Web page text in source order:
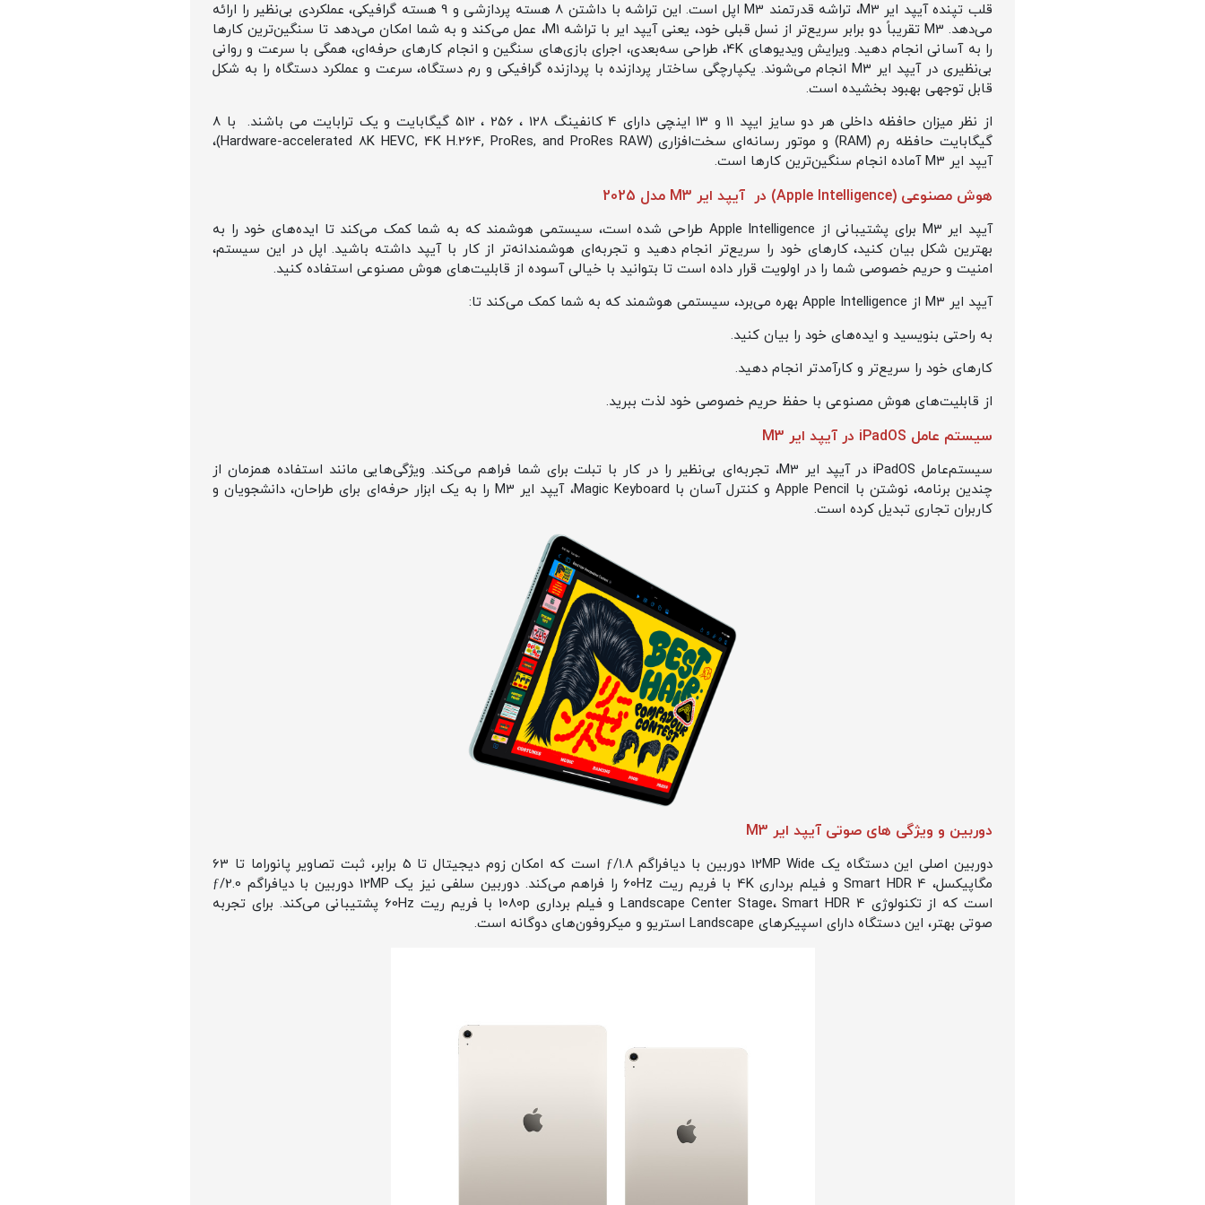
قلب تپنده آیپد ایر M3، تراشه قدرتمند M3 اپل است. این تراشه با داشتن 8 هسته پردازشی و 9 هسته گرافیکی، عملکردی بی‌نظیر را ارائه
می‌دهد. M3 تقریباً دو برابر سریع‌تر از نسل قبلی خود، یعنی آیپد ایر با تراشه M1، عمل می‌کند و به شما امکان می‌دهد تا سنگین‌ترین کارها
را به آسانی انجام دهید. ویرایش ویدیوهای 4K، طراحی سه‌بعدی، اجرای بازی‌های سنگین و انجام کارهای حرفه‌ای، همگی با سرعت و روانی
بی‌نظیری در آیپد ایر M3 انجام می‌شوند. یکپارچگی ساختار پردازنده با پردازنده گرافیکی و رم دستگاه، سرعت و عملکرد دستگاه را به شکل
قابل توجهی بهبود بخشیده است.
از نظر میزان حافظه داخلی هر دو سایز ایپد 11 و 13 اینچی دارای 4 کانفینگ 128 ، 256 ، 512 گیگابایت و یک ترابایت می باشند. با 8
گیگابایت حافظه رم (RAM) و موتور رسانه‌ای سخت‌افزاری (Hardware-accelerated 8K HEVC, 4K H.264, ProRes, and ProRes RAW)،
آیپد ایر M3 آماده انجام سنگین‌ترین کارها است.
هوش مصنوعی (Apple Intelligence) در آیپد ایر M3 مدل 2025
آیپد ایر M3 برای پشتیبانی از Apple Intelligence طراحی شده است، سیستمی هوشمند که به شما کمک می‌کند تا ایده‌های خود را به
بهترین شکل بیان کنید، کارهای خود را سریع‌تر انجام دهید و تجربه‌ای هوشمندانه‌تر از کار با آیپد داشته باشید. اپل در این سیستم،
امنیت و حریم خصوصی شما را در اولویت قرار داده است تا بتوانید با خیالی آسوده از قابلیت‌های هوش مصنوعی استفاده کنید.
آیپد ایر M3 از Apple Intelligence بهره می‌برد، سیستمی هوشمند که به شما کمک می‌کند تا:
به راحتی بنویسید و ایده‌های خود را بیان کنید.
کارهای خود را سریع‌تر و کارآمدتر انجام دهید.
از قابلیت‌های هوش مصنوعی با حفظ حریم خصوصی خود لذت ببرید.
سیستم عامل iPadOS در آیپد ایر M3
سیستم‌عامل iPadOS در آیپد ایر M3، تجربه‌ای بی‌نظیر را در کار با تبلت برای شما فراهم می‌کند. ویژگی‌هایی مانند استفاده همزمان از
چندین برنامه، نوشتن با Apple Pencil و کنترل آسان با Magic Keyboard، آیپد ایر M3 را به یک ابزار حرفه‌ای برای طراحان، دانشجویان و
کاربران تجاری تبدیل کرده است.
دوربین و ویژگی های صوتی آیپد ایر M3
دوربین اصلی این دستگاه یک 12MP Wide دوربین با دیافراگم ƒ/1.8 است که امکان زوم دیجیتال تا 5 برابر، ثبت تصاویر پانوراما تا 63
مگاپیکسل، Smart HDR 4 و فیلم برداری 4K با فریم ریت 60Hz را فراهم می‌کند. دوربین سلفی نیز یک 12MP دوربین با دیافراگم ƒ/2.0
است که از تکنولوژی Landscape Center Stage، Smart HDR 4 و فیلم برداری 1080p با فریم ریت 60Hz پشتیبانی می‌کند. برای تجربه
صوتی بهتر، این دستگاه دارای اسپیکرهای Landscape استریو و میکروفون‌های دوگانه است.